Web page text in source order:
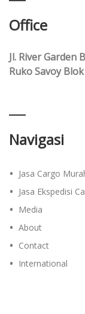
Office
Jl. River Garden
Ruko Savoy
Navigasi
Jasa Cargo
Jasa Ekspedisi
Media
About
Contact
International